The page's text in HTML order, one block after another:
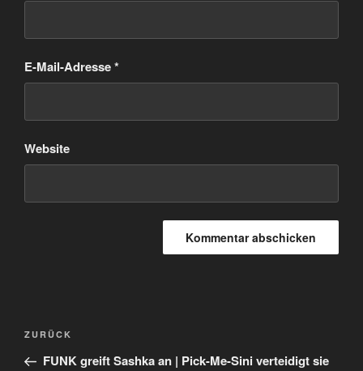
E-Mail-Adresse*
Website
Beitragsnavigation
Vorheriger
Beitrag
ZURÜCK
FUNK greift Sashka an | Pick-Me-Sini verteidigt sie